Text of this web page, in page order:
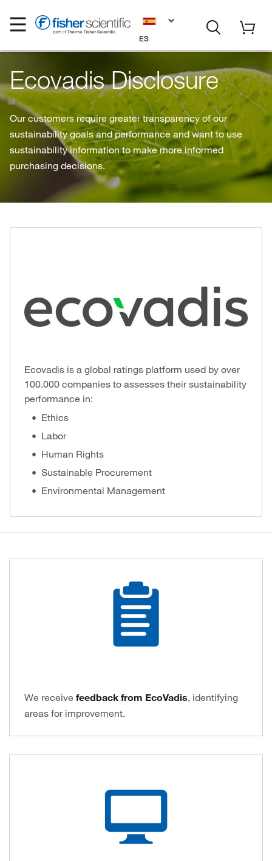
ES
Ecovadis Disclosure
Our customers require greater transparency of our
sustainability goals and performance and want to use
sustainability information to make more informed
purchasing decisions.
Ecovadis is a global ratings platform used by over
100.000 companies to assesses their sustainability
performance in:
Ethics
Labor
Human Rights
Sustainable Procurement
Environmental Management
We receive feedback from EcoVadis, identifying
areas for improvement.